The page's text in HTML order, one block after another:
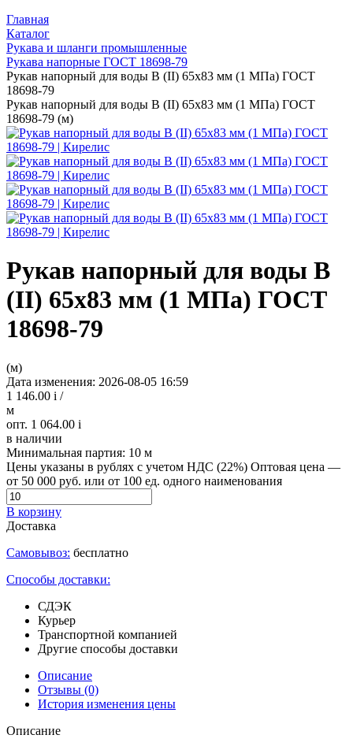
Главная
Каталог
Рукава и шланги промышленные
Рукава напорные ГОСТ 18698-79
Рукав напорный для воды В (II) 65х83 мм (1 МПа) ГОСТ
18698-79
Рукав напорный для воды В (II) 65х83 мм (1 МПа) ГОСТ
18698-79 (м)
Рукав напорный для воды В
(II) 65х83 мм (1 МПа) ГОСТ
18698-79
(м)
Дата изменения: 2026-08-05 16:59
1 146.00 i /
м
опт. 1 064.00 i
в наличии
Минимальная партия: 10 м
Цены указаны в рублях с учетом НДС (22%) Оптовая цена —
от 50 000 руб. или от 100 ед. одного наименования
В корзину
Доставка
Самовывоз: бесплатно
Способы доставки:
СДЭК
Курьер
Транспортной компанией
Другие способы доставки
Описание
Отзывы (0)
История изменения цены
Описание